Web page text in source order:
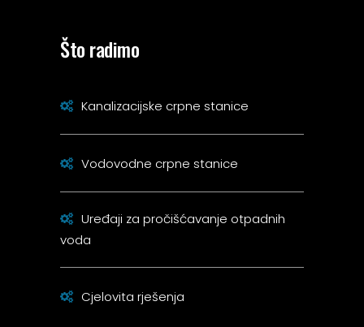
Što radimo
Kanalizacijske crpne stanice
Vodovodne crpne stanice
Uređaji za pročišćavanje otpadnih
voda
Cjelovita rješenja